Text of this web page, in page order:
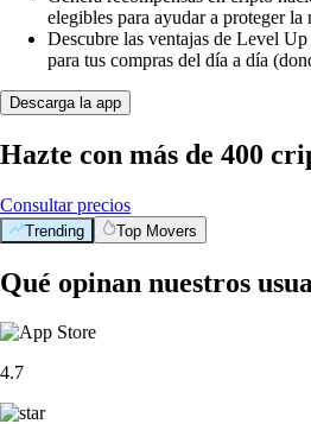
elegibles para ayudar a proteger la
Descubre las ventajas de Level
para tus compras del día a día
Descarga la app
Hazte con más de 400
Consultar precios
Trending Top Movers
Qué opinan nuestros
4.7